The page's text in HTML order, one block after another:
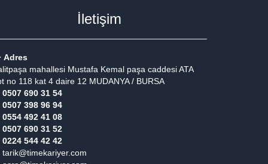
İletişim
Adres
mahallesi Mustafa Kemal paşa caddesi ATA
no 118 kat 4 daire 12 MUDANYA / BURSA
0507 690 31 54
0507 398 96 94
0554 492 41 08
0507 690 31 52
0224 544 42 42
tarik@timekariyer.com